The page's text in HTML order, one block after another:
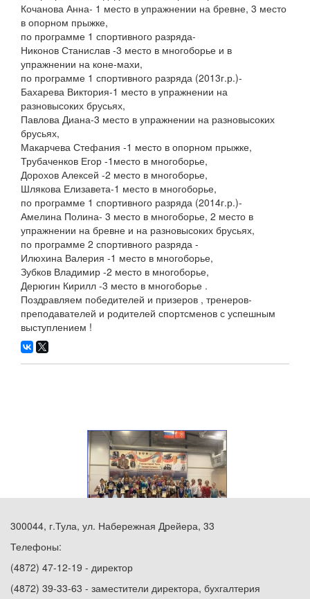
Кочанова Анна- 1 место в упражнении на бревне, 3 место
в опорном прыжке,
по программе 1 спортивного разряда-
Никонов Станислав -3 место в многоборье и в
упражнении на коне-махи,
по программе 1 спортивного разряда (2013г.р.)-
Бахарева Виктория-1 место в упражнении на
разновысоких брусьях,
Павлова Диана-3 место в упражнении на разновысоких
брусьях,
Макарчева Стефания -1 место в опорном прыжке,
Трубаченков Егор -1место в многоборье,
Дорохов Алексей -2 место в многоборье,
Шлякова Елизавета-1 место в многоборье,
по программе 1 спортивного разряда (2014г.р.)-
Амелина Полина- 3 место в многоборье, 2 место в
упражнении на бревне и на разновысоких брусьях,
по программе 2 спортивного разряда -
Илюхина Валерия -1 место в многоборье,
Зубков Владимир -2 место в многоборье,
Дерюгин Кирилл -3 место в многоборье .
Поздравляем победителей и призеров , тренеров-
преподавателей и родителей спортсменов с успешным
выступлением !
300044, г.Тула, ул. Набережная Дрейера, 33
Телефоны:
(4872) 47-12-19 - директор
(4872) 39-33-63 - заместители директора, бухгалтерия